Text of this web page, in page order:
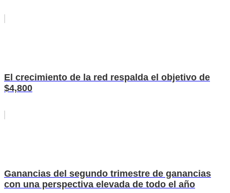
El crecimiento de la red respalda el objetivo de
$4,800
Ganancias del segundo trimestre de ganancias
con una perspectiva elevada de todo el año